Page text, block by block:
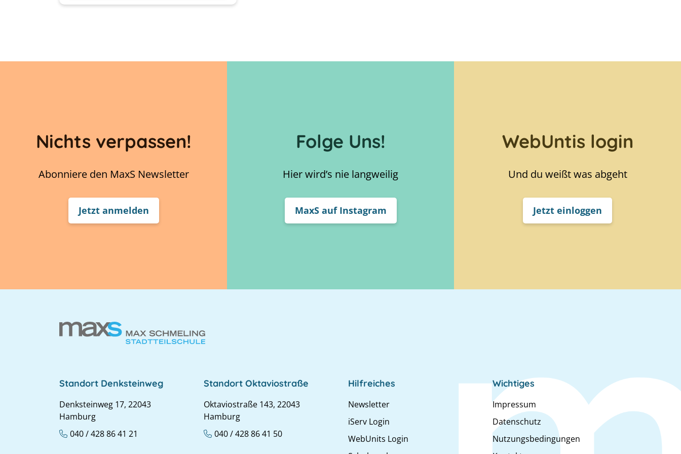
Nichts verpassen!
Abonniere den MaxS Newsletter
Jetzt anmelden
Folge Uns!
Hier wird’s nie langweilig
MaxS auf Instagram
WebUntis login
Und du weißt was abgeht
Jetzt einloggen
Standort Denksteinweg
Denksteinweg 17, 22043
Hamburg
040 / 428 86 41 21
Standort Oktaviostraße
Oktaviostraße 143, 22043
Hamburg
040 / 428 86 41 50
Hilfreiches
Newsletter
iServ Login
WebUnits Login
Wichtiges
Impressum
Datenschutz
Nutzungsbedingungen